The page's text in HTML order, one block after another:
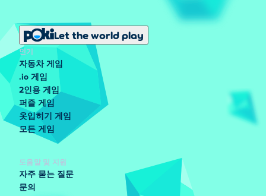
Let the world play
인기
자동차 게임
.io 게임
2인용 게임
퍼즐 게임
옷입히기 게임
모든 게임
도움말 및 지원
자주 묻는 질문
문의